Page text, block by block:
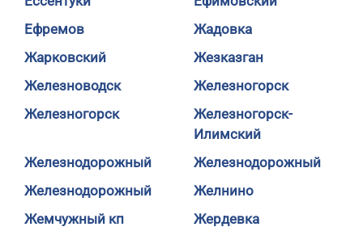
Ефремов
Жадовка
Жарковский
Жезказган
Железноводск
Железногорск
Железногорск
Железногорск-
Илимский
Железнодорожный
Железнодорожный
Железнодорожный
Желнино
Жемчужный кп
Жердевка